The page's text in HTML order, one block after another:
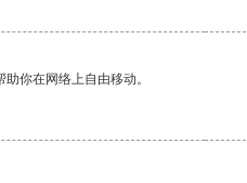
你在网络上自由移动。